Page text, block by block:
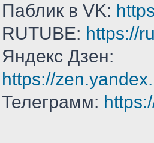
Паблик в VK:
RUTUBE: https://
Яндекс Дзен:
https://
Телеграмм: